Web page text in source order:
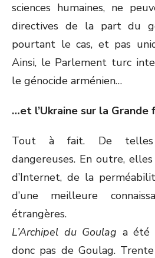
sciences humaines, ne
directives de la part du
pourtant le cas, et pas
Ainsi, le Parlement turc
le génocide arménien…
…et l’Ukraine sur la Grande
Tout à fait. De telles
dangereuses. En outre,
d’Internet, de la
d’une meilleure
étrangères.
L’Archipel du Goulag a été
donc pas de Goulag.